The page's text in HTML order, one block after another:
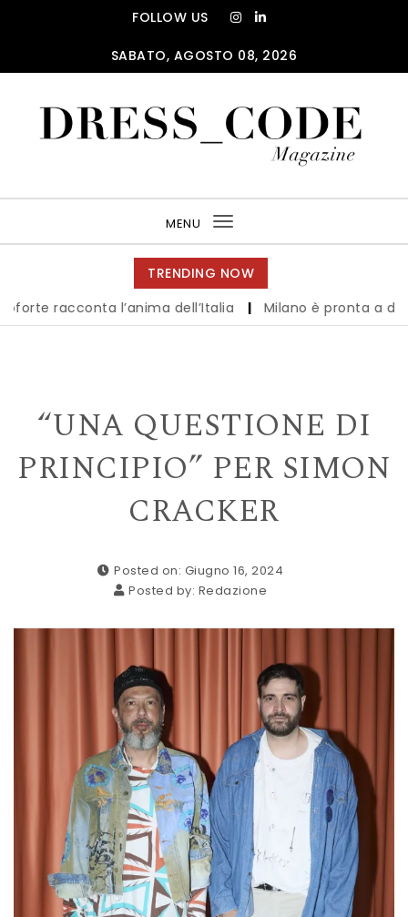
FOLLOW US
SABATO, AGOSTO 08, 2026
MENU
Toggle
navigation
TRENDING NOW
l’anima dell’Italia | Milano è pronta a
“UNA QUESTIONE DI
PRINCIPIO” PER SIMON
CRACKER
Posted on: Giugno 16, 2024
Posted by: Redazione